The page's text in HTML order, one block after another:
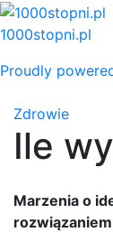
Skip
to
1000stopni.pl
Proudly
Zdrowie
Ile
Marzenia o